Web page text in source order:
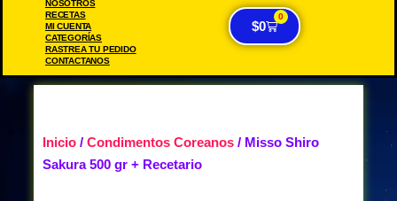
NOSOTROS
RECETAS
MI CUENTA
CATEGORÍAS
RASTREA TU PEDIDO
CONTACTANOS
$0
0
Inicio / Condimentos Coreanos / Misso Shiro
Sakura 500 gr + Recetario